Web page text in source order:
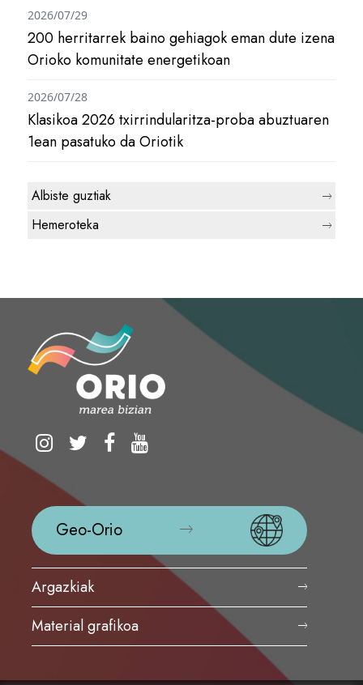
200 herritarrek baino gehiagok eman dute izena
Orioko komunitate energetikoan
2026/07/29
Klasikoa 2026 txirrindularitza-proba abuztuaren
1ean pasatuko da Oriotik
2026/07/28
Albiste guztiak
Hemeroteka
Geo-Orio
Argazkiak
Material grafikoa